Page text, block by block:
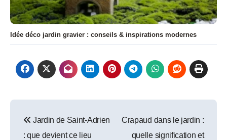
Idée déco jardin gravier : conseils & inspirations modernes
de
Jardin de Saint-Adrien
: que devient ce lieu
Crapaud dans le jardin :
quelle signification et